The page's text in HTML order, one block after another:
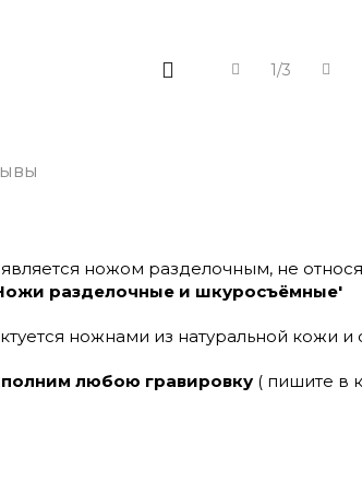
1/3
ножом разделочным, не
разделочные и шкуросъёмные'
ножнами из натуральной кожи и
любою гравировку ( пишите в